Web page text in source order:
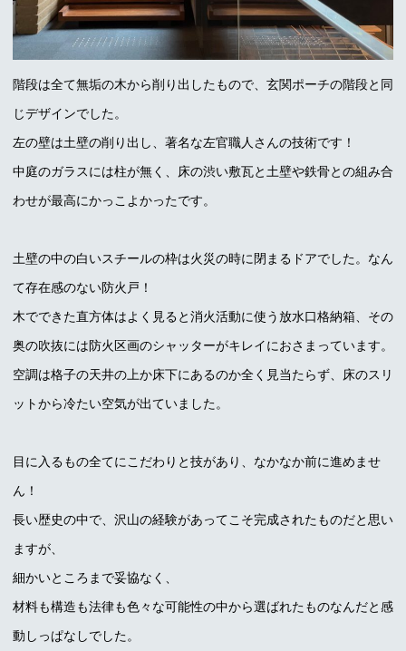
階段は全て無垢の木から削り出したもので、玄関ポーチの階段と同
じデザインでした。
左の壁は土壁の削り出し、著名な左官職人さんの技術です！
中庭のガラスには柱が無く、床の渋い敷瓦と土壁や鉄骨との組み合
わせが最高にかっこよかったです。
土壁の中の白いスチールの枠は火災の時に閉まるドアでした。なん
て存在感のない防火戸！
木でできた直方体はよく見ると消火活動に使う放水口格納箱、その
奥の吹抜には防火区画のシャッターがキレイにおさまっています。
空調は格子の天井の上か床下にあるのか全く見当たらず、床のスリ
ットから冷たい空気が出ていました。
目に入るもの全てにこだわりと技があり、なかなか前に進めませ
ん！
長い歴史の中で、沢山の経験があってこそ完成されたものだと思い
ますが、
細かいところまで妥協なく、
材料も構造も法律も色々な可能性の中から選ばれたものなんだと感
動しっぱなしでした。